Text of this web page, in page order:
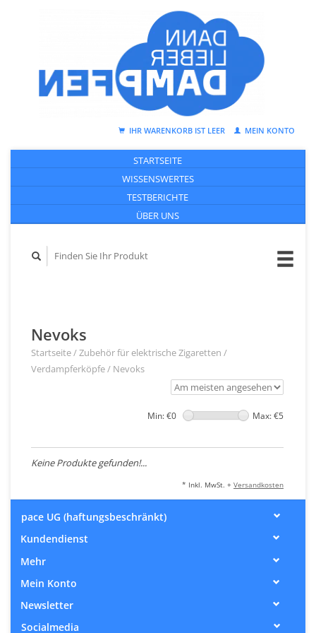
IHR WARENKORB IST LEER MEIN KONTO
STARTSEITE
WISSENSWERTES
TESTBERICHTE
ÜBER UNS
Nevoks
Startseite/Zubehör für elektrische Zigaretten /
Verdampferköpfe/ Nevoks
Min: €0 Max: €5
Keine Produkte gefunden!...
* Inkl. MwSt. + Versandkosten
pace UG (haftungsbeschränkt)
Kundendienst
Mehr
Mein Konto
Newsletter
Socialmedia